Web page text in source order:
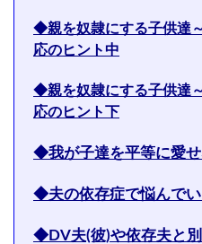
◆親を奴隷にする子供達
応のヒント中
◆親を奴隷にする子供達
応のヒント下
◆我が子達を平等に愛
◆夫の依存症で悩んで
◆DV夫(彼)や依存夫と